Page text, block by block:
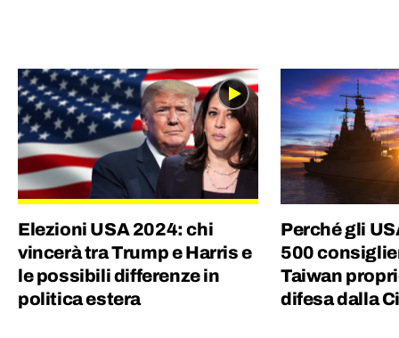
Elezioni USA 2024: chi
vincerà tra Trump e Harris e
le possibili differenze in
politica estera
Perché gli
500
Taiwan
difesa dalla